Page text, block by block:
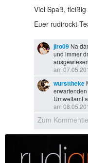
Viel Spaß,
Euer rudirockt-
jiro09 Na
und immer
am
wursttheke
Umweltamt
am
Zum